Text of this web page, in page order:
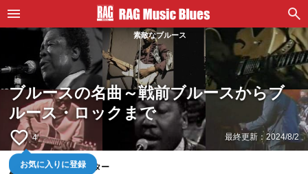
素敵なブルース
ブルースの名曲～戦前ブルースからブ
ルース・ロックまで
favorite_border 4
お気に入りに登録
最終更新：2024/8/2
音楽ライター